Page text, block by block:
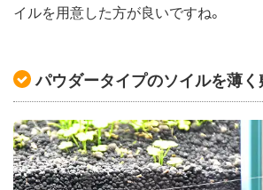
イルを用意した方が良いですね。
パウダータイプのソイルを薄く